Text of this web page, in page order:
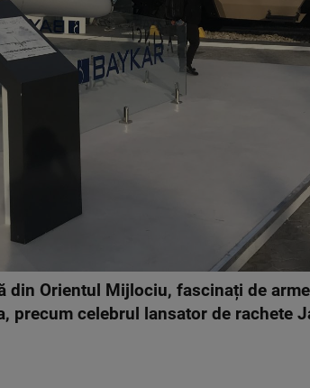
Orientul Mijlociu, fascinați de
precum celebrul lansator de rachete